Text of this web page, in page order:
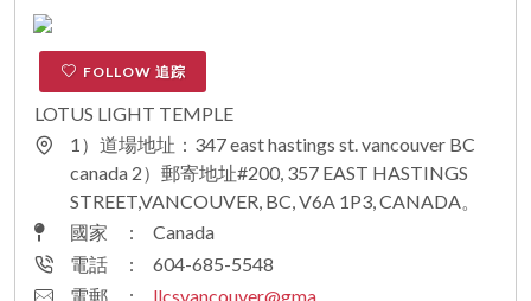
FOLLOW 追踪
LOTUS LIGHT TEMPLE
1）道場地址：347 east hastings st. vancouver BC
canada 2）郵寄地址#200, 357 EAST HASTINGS
STREET,VANCOUVER, BC, V6A 1P3, CANADA。
國家
:
Canada
電話
:
604-685-5548
電郵
: llcsvancouver@gmail.com